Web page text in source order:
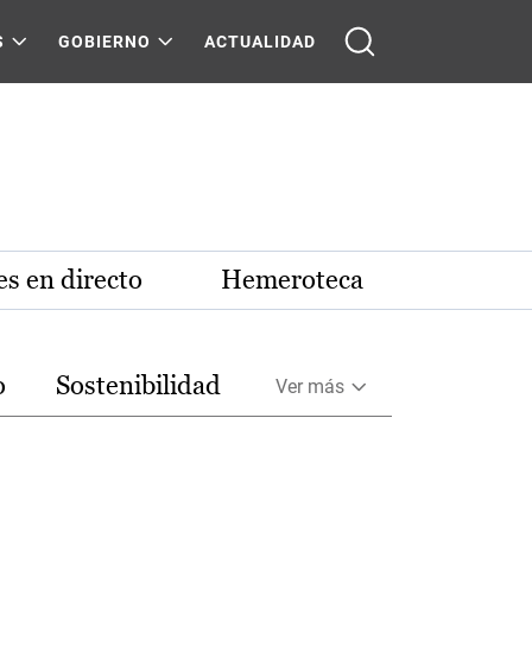
GOBIERNO ACTUALIDAD
en directo Hemeroteca
Sostenibilidad Ver más